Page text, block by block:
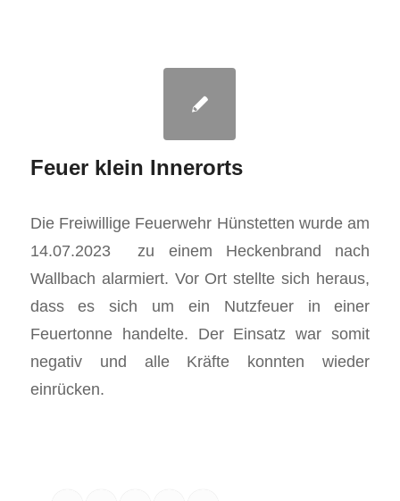
Feuer klein Innerorts
Die Freiwillige Feuerwehr Hünstetten wurde am
14.07.2023 zu einem Heckenbrand nach
Wallbach alarmiert. Vor Ort stellte sich heraus,
dass es sich um ein Nutzfeuer in einer
Feuertonne handelte. Der Einsatz war somit
negativ und alle Kräfte konnten wieder
einrücken.